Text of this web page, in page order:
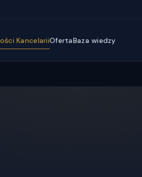
KancelariiOfertaBaza wiedzy